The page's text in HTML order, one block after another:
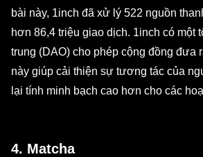
bài này, 1inch đã xử lý 522 nguồn
hơn 86,4 triệu giao dịch. 1inch có một
trung (DAO) cho phép cộng đồng đưa
này giúp cải thiện sự tương tác của
lại tính minh bạch cao hơn cho các
4. Matcha